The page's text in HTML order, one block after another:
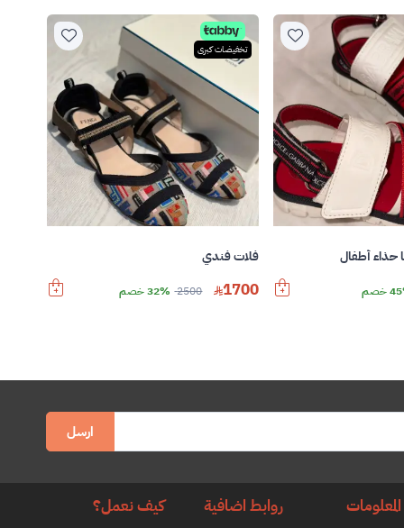
حذاء أطفال
خصم
تخفيضات كبرى
فلات فندي
1700
2500 32% خصم
ارسل
المعلومات روابط اضافية كيف نعمل؟